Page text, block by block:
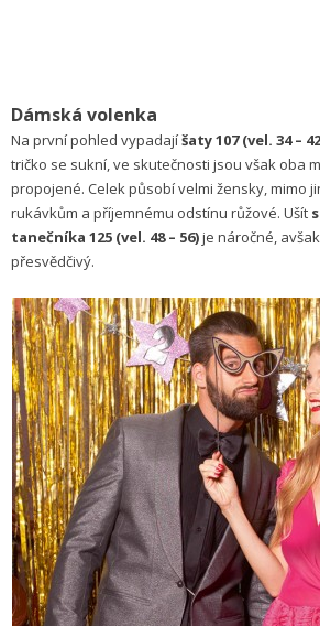
Dámská volenka
Na první pohled vypadajíšaty 107 (vel. 34 –
tričko se sukní, ve skutečnosti jsou však oba
propojené. Celek působí velmi žensky, mimo
rukávkům a příjemnému odstínu růžové. Ušít
tanečníka 125 (vel. 48 – 56)je náročné,
přesvědčivý.